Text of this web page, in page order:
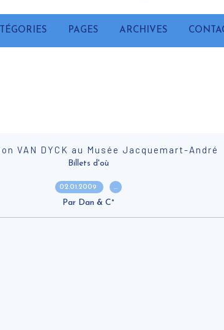
PAGES ARCHIVES
VAN DYCK au Musée Jacquemart-André
Billets d'où
02.01.2009 …
Par Dan & C°